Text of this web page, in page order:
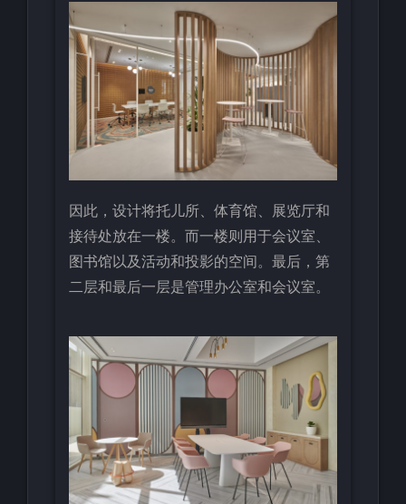
因此，设计将托儿所、体育馆、展览厅和
接待处放在一楼。而一楼则用于会议室、
图书馆以及活动和投影的空间。最后，第
二层和最后一层是管理办公室和会议室。